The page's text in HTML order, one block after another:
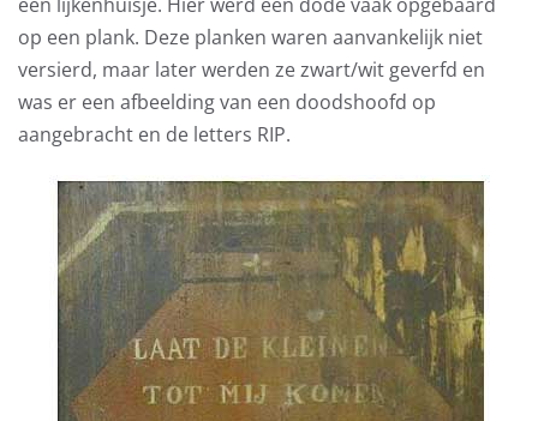
op een plank. Deze planken waren aanvankelijk niet
versierd, maar later werden ze zwart/wit geverfd en
was er een afbeelding van een doodshoofd op
aangebracht en de letters RIP.